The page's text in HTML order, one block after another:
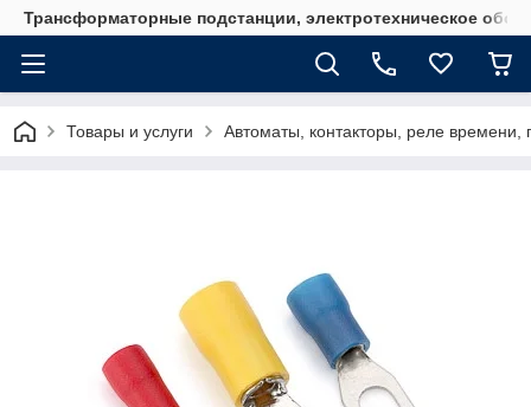
Трансформаторные подстанции, электротехническое
Товары и услуги Автоматы, контакторы, реле